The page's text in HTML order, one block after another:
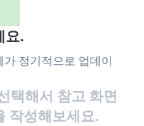
요.
정기적으로 업데이
택해서 참고 화면
작성해보세요.